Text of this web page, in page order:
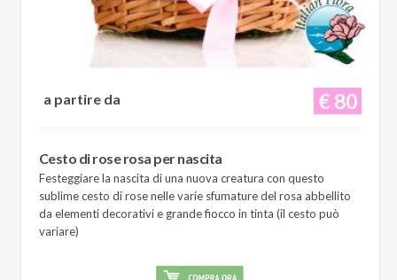
€ 80
a partire da
Cesto di rose rosa per nascita
Festeggiare la nascita di una nuova creatura con questo
sublime cesto di rose nelle varie sfumature del rosa abbellito
da elementi decorativi e grande fiocco in tinta (il cesto può
variare)